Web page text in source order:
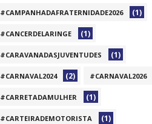
#CAMPANHADAFRATERNIDADE2026 (1)
#CANCERDELARINGE (1)
#CARAVANADASJUVENTUDES (1)
#CARNAVAL2024 (2) #CARNAVAL2026
#CARRETADAMULHER (1)
#CARTEIRADEMOTORISTA (1)